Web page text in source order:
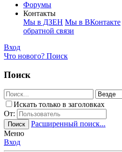
Форумы
Контакты
Мы в ДЗЕН Мы в ВКонтакте
обратной связи
Вход
Что нового? Поиск
Поиск
Искать только в заголовках
От:
Поиск
Расширенный поиск...
Меню
Вход